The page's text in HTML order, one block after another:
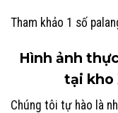
Tham khảo 1 số
Hình ảnh
tại kho
Chúng tôi tự hào là